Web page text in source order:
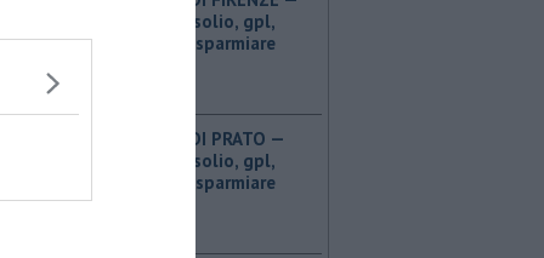
Benzina, gasolio, gpl,
ecco dove risparmiare
PROVINCIA DI PRATO — ​
Benzina, gasolio, gpl,
ecco dove risparmiare